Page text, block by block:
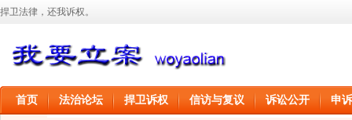
捍卫法律，还我诉权。
首页 法治论坛 捍卫诉权 信访与复议 诉讼公开 申